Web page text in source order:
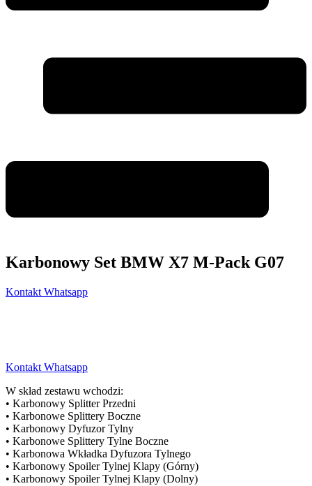
Karbonowy Set BMW X7 M-Pack G07
Kontakt Whatsapp
Kontakt Whatsapp
W skład zestawu wchodzi:
• Karbonowy Splitter Przedni
• Karbonowe Splittery Boczne
• Karbonowy Dyfuzor Tylny
• Karbonowe Splittery Tylne Boczne
• Karbonowa Wkładka Dyfuzora Tylnego
• Karbonowy Spoiler Tylnej Klapy (Górny)
• Karbonowy Spoiler Tylnej Klapy (Dolny)